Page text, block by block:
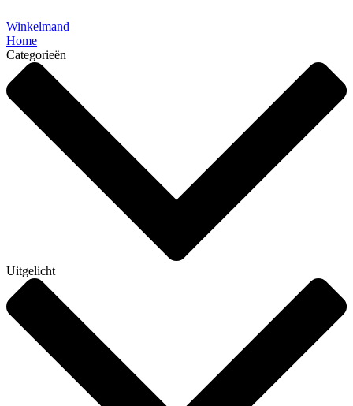
Winkelmand
Home
Categorieën
Uitgelicht